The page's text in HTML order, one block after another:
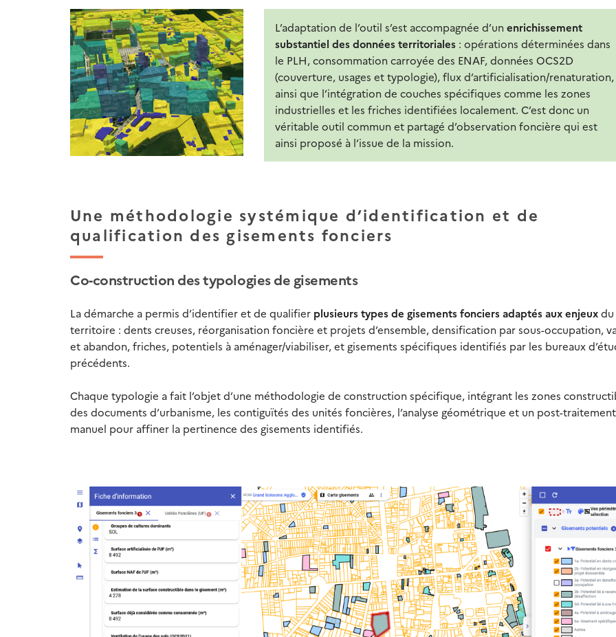
L’adaptation de l’outil s’est accompagnée d’unenrichissement
substantiel des données territoriales : opérations déterminées dans
le PLH, consommation carroyée des ENAF, données OCS2D
(couverture, usages et typologie), flux d’artificialisation/renaturation,
ainsi que l’intégration de couches spécifiques comme les zones
industrielles et les friches identifiées localement. C’est donc un
véritable outil commun et partagé d’observation foncière qui est
ainsi proposé à l’issue de la mission.
Une méthodologie systémique d’identification et de
qualification des gisements fonciers
Co-construction des typologies de gisements
La démarche a permis d’identifier et de qualifier plusieurs types de gisements fonciers adaptés aux enjeuxdu
territoire : dents creuses, réorganisation foncière et projets d’ensemble, densification par sous-occupation,
et abandon, friches, potentiels à aménager/viabiliser, et gisements spécifiques identifiés par les bureaux
précédents.
Chaque typologie a fait l’objet d’une méthodologie de construction spécifique, intégrant les zones
des documents d’urbanisme, les contiguïtés des unités foncières, l’analyse géométrique et un post-traitement
manuel pour affiner la pertinence des gisements identifiés.